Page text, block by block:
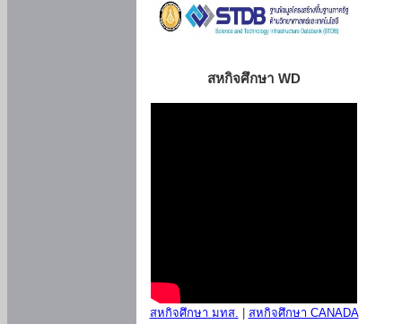
สหกิจศึกษา WD
สหกิจศึกษา มทส.
สหกิจศึกษา CANADA